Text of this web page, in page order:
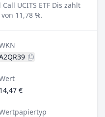
UCITS ETF Dis zahlt
11,78 %.
14,47 €